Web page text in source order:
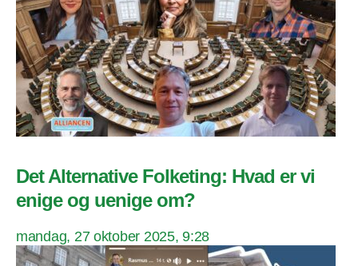
Det Alternative Folketing: Hvad er vi
enige og uenige om?
mandag, 27 oktober 2025, 9:28